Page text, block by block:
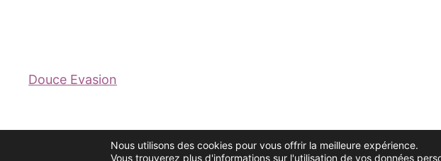
Douce Evasion
Nous utilisons des cookies pour vous offrir la meilleure expérience.
Vous trouverez plus d'informations sur l'utilisation de vos données